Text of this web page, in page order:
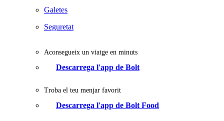
Galetes
Seguretat
Aconsegueix un viatge en minuts
Descarrega l'app de Bolt
Troba el teu menjar favorit
Descarrega l'app de Bolt Food